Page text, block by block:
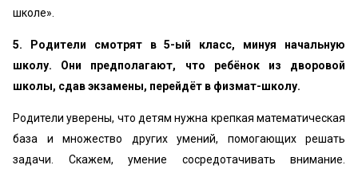
школе».
5. Родители смотрят в 5-ый класс, минуя начальную
школу. Они предполагают, что ребёнок из дворовой
школы, сдав экзамены, перейдёт в физмат-школу.
Родители уверены, что детям нужна крепкая математическая
база и множество других умений, помогающих решать
задачи. Скажем, умение сосредотачивать внимание.